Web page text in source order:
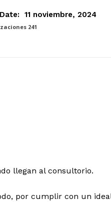
Date: 11 noviembre, 2024
241
llegan al consultorio.
por cumplir con un